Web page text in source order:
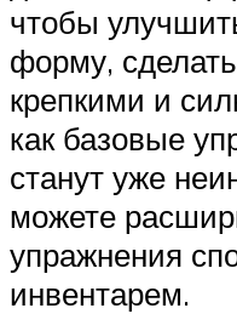
чтобы
форму,
крепкими и
как базовые
станут уже
можете
упражнения
инвентарем.